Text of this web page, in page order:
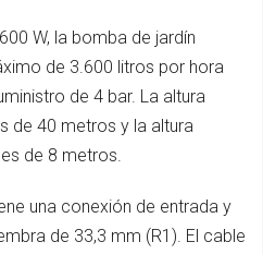
W, la bomba de jardín
de 3.600 litros por hora
de 4 bar. La altura
de 40 metros y la altura
de 8 metros.
una conexión de entrada y
de 33,3 mm (R1). El cable